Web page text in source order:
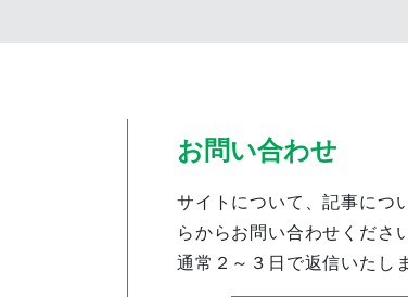
お問い合わせ
サイトについて、記事につ
らからお問い合わせくださ
通常２～３日で返信いたし